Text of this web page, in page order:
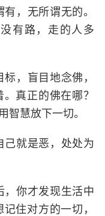
，无所谓无的。
有路，走的人多
，盲目地念佛，
真正的佛在哪？
智慧放下一切。
就是恶，处处为
你才发现生活中
住对方的一切，